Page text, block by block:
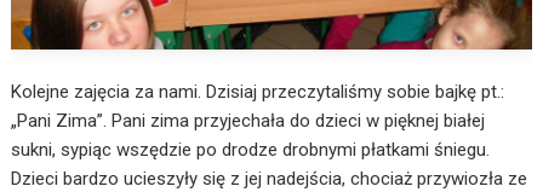
Kolejne zajęcia za nami. Dzisiaj przeczytaliśmy sobie bajkę pt.:
„Pani Zima”. Pani zima przyjechała do dzieci w pięknej białej
sukni, sypiąc wszędzie po drodze drobnymi płatkami śniegu.
Dzieci bardzo ucieszyły się z jej nadejścia, chociaż przywiozła ze